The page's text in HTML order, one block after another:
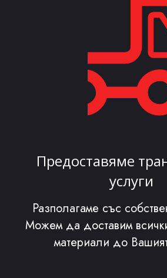
Предоставяме
услуги
Разполагаме със
Можем да доставим
материали до